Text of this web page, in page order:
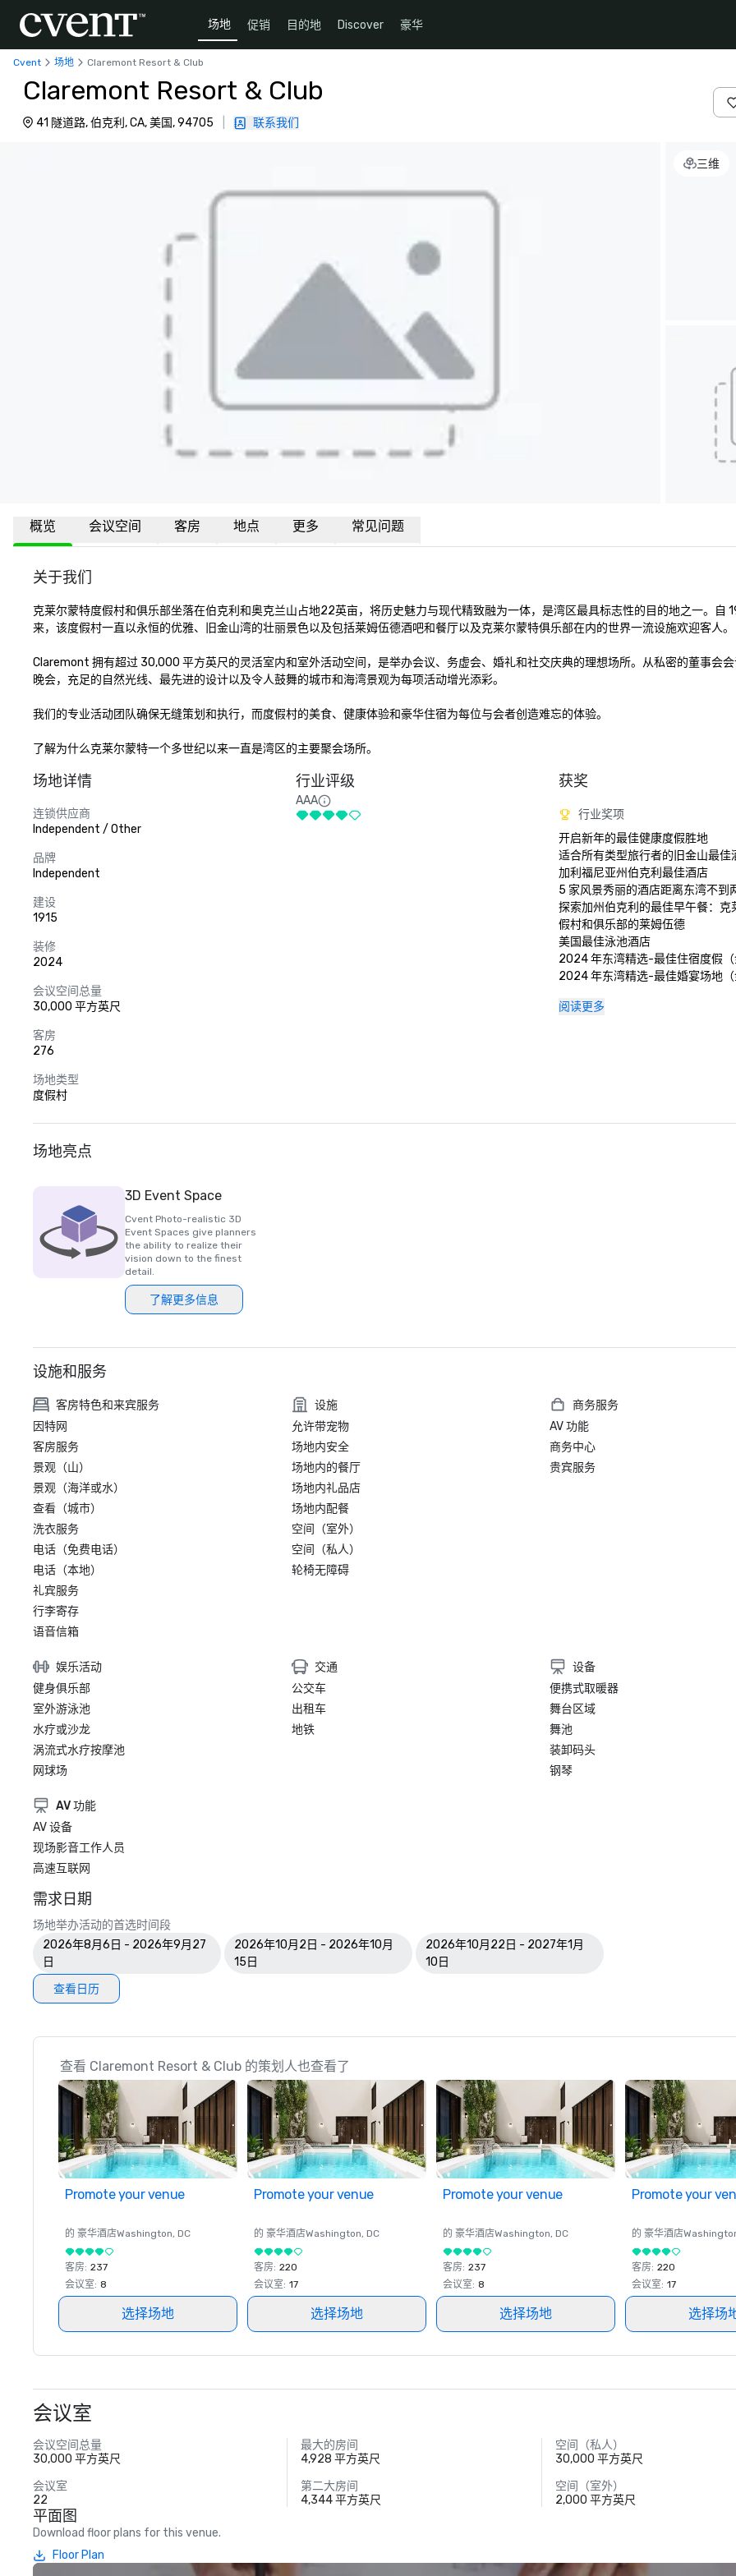
场地 促销 目的地 Discover 豪华
Cvent 场地 Claremont Resort & Club
Claremont Resort & Club
41 隧道路, 伯克利, CA, 美国, 94705 联系我们
三维
概览 会议空间 客房 地点 更多 常见问题
关于我们
克莱尔蒙特度假村和俱乐部坐落在伯克利和奥克兰山占地22英亩，将历史魅力与现代精致融为一体，是湾区最具标志性的目的地之一。自
来，该度假村一直以永恒的优雅、旧金山湾的壮丽景色以及包括莱姆伍德酒吧和餐厅以及克莱尔蒙特俱乐部在内的世界一流设施欢迎客人。
Claremont 拥有超过 30,000 平方英尺的灵活室内和室外活动空间，是举办会议、务虚会、婚礼和社交庆典的理想场所。从私密的董事会
晚会，充足的自然光线、最先进的设计以及令人鼓舞的城市和海湾景观为每项活动增光添彩。
我们的专业活动团队确保无缝策划和执行，而度假村的美食、健康体验和豪华住宿为每位与会者创造难忘的体验。
了解为什么克莱尔蒙特一个多世纪以来一直是湾区的主要聚会场所。
场地详情
连锁供应商
Independent / Other
品牌
Independent
建设
1915
装修
2024
会议空间总量
30,000 平方英尺
客房
276
场地类型
度假村
行业评级
AAA
获奖
行业奖项
开启新年的最佳健康度假胜地
适合所有类型旅行者的旧金山最佳
加利福尼亚州伯克利最佳酒店
5 家风景秀丽的酒店距离东湾不到
探索加州伯克利的最佳早午餐：克
假村和俱乐部的莱姆伍德
美国最佳泳池酒店
2024 年东湾精选-最佳住宿度假（
2024 年东湾精选-最佳婚宴场地（
奖）
阅读更多
场地亮点
3D Event Space
Cvent Photo-realistic 3D
Event Spaces give planners
the ability to realize their
vision down to the finest
detail.
了解更多信息
设施和服务
客房特色和来宾服务
因特网
客房服务
景观（山）
景观（海洋或水）
查看（城市）
洗衣服务
电话（免费电话）
电话（本地）
礼宾服务
行李寄存
语音信箱
设施
允许带宠物
场地内安全
场地内的餐厅
场地内礼品店
场地内配餐
空间（室外）
空间（私人）
轮椅无障碍
商务服务
AV 功能
商务中心
贵宾服务
娱乐活动
健身俱乐部
室外游泳池
水疗或沙龙
涡流式水疗按摩池
网球场
交通
公交车
出租车
地铁
设备
便携式取暖器
舞台区域
舞池
装卸码头
钢琴
AV 功能
AV 设备
现场影音工作人员
高速互联网
需求日期
场地举办活动的首选时间段
2026年8月6日 - 2026年9月27
日
2026年10月2日 - 2026年10月
15日
2026年10月22日 - 2027年1月
10日
查看日历
查看 Claremont Resort & Club 的策划人也查看了
Promote your venue
的 豪华酒店Washington, DC
客房: 237
会议室: 8
选择场地
Promote your venue
的 豪华酒店Washington, DC
客房: 220
会议室: 17
选择场地
Promote your venue
的 豪华酒店Washington, DC
客房: 237
会议室: 8
选择场地
Promote your
的 豪华酒店
客房: 220
会议室: 17
选择场
会议室
会议空间总量
30,000 平方英尺
最大的房间
4,928 平方英尺
空间（私人）
30,000 平方英尺
会议室
22
第二大房间
4,344 平方英尺
空间（室外）
2,000 平方英尺
平面图
Download floor plans for this venue.
Floor Plan